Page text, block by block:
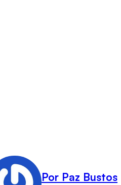
Por Paz Bustos